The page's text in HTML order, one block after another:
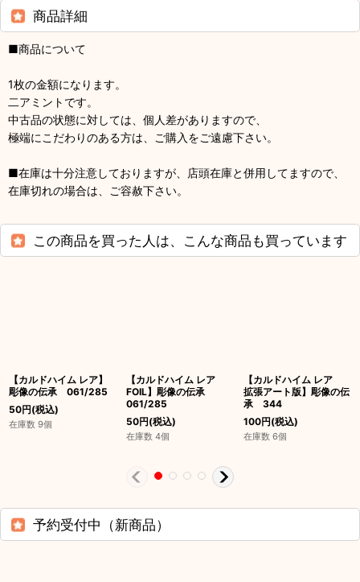
商品詳細
■商品について
1枚の金額になります。
二アミントです。
中古品の状態に対しては、個人差がありますので、
極端にこだわりのある方は、ご購入をご遠慮下さい。
■在庫は十分注意しておりますが、店頭在庫と併用してますので、
在庫切れの場合は、ご容赦下さい。
この商品を買った人は、こんな商品も買っています
【カルドハイム レア】
彫像の伝承 061/285
50円(税込)
在庫数 9個
【カルドハイム レア
FOIL】彫像の伝承
061/285
50円(税込)
在庫数 4個
【カルドハイム レア
拡張アート版】彫像の伝
承 344
100円(税込)
在庫数 6個
予約受付中（新商品）